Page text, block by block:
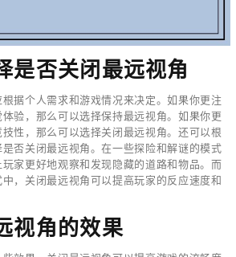
是否关闭最远视角
据个人需求和游戏情况来决定。如果你更注
验，那么可以选择保持最远视角。如果你更
性，那么可以选择关闭最远视角。还可以根
否关闭最远视角。在一些探险和解谜的模式
家更好地观察和发现隐藏的道路和物品。而
，关闭最远视角可以提高玩家的反应速度和
视角的效果